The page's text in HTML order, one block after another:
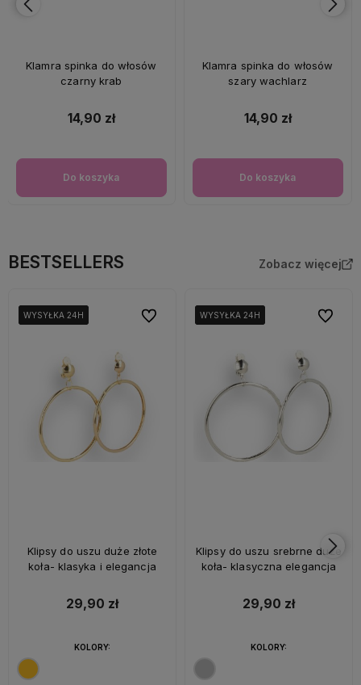
Klamra spinka do włosów
czarny krab
14,90 zł
Do koszyka
Klamra spinka do włosów
szary wachlarz
14,90 zł
Do koszyka
BESTSELLERS Zobacz więcej
WYSYŁKA 24H
WYSYŁKA 24H
WYSYŁKA 24H
Klipsy do uszu duże złote
koła- klasyka i elegancja
29,90 zł
KOLORY:
Do ulubionychWYSYŁKA 24H
WYSYŁKA 24H
WYSYŁKA 24H
Klipsy do uszu srebrne duże
koła- klasyczna elegancja
29,90 zł
KOLORY:
Do